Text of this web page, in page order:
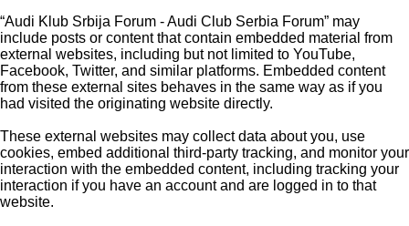
“Audi Klub Srbija Forum - Audi Club Serbia Forum” may
include posts or content that contain embedded material from
external websites, including but not limited to YouTube,
Facebook, Twitter, and similar platforms. Embedded content
from these external sites behaves in the same way as if you
had visited the originating website directly.
These external websites may collect data about you, use
cookies, embed additional third-party tracking, and monitor your
interaction with the embedded content, including tracking your
interaction if you have an account and are logged in to that
website.